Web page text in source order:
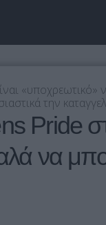
«υποχρεωτικό»
την
Pride
να